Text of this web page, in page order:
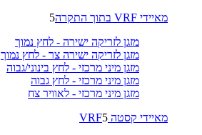
מאיידי VRF בתוך התקרה
5
מזגן לזריקה ישירה - לחץ נמוך
מזגן לזריקה ישירה צר - לחץ נמוך
מזגן מיני מרכזי - לחץ בינוני/גבוה
מזגן מיני מרכזי - לחץ גבוה
מזגן מיני מרכזי - לאוויר צח
מאיידי קסטה VRF 5